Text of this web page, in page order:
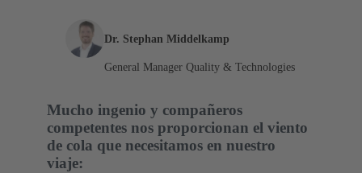
Dr. Stephan Middelkamp
General Manager Quality & Technologies
Mucho ingenio y compañeros
competentes nos proporcionan el viento
de cola que necesitamos en nuestro
viaje: